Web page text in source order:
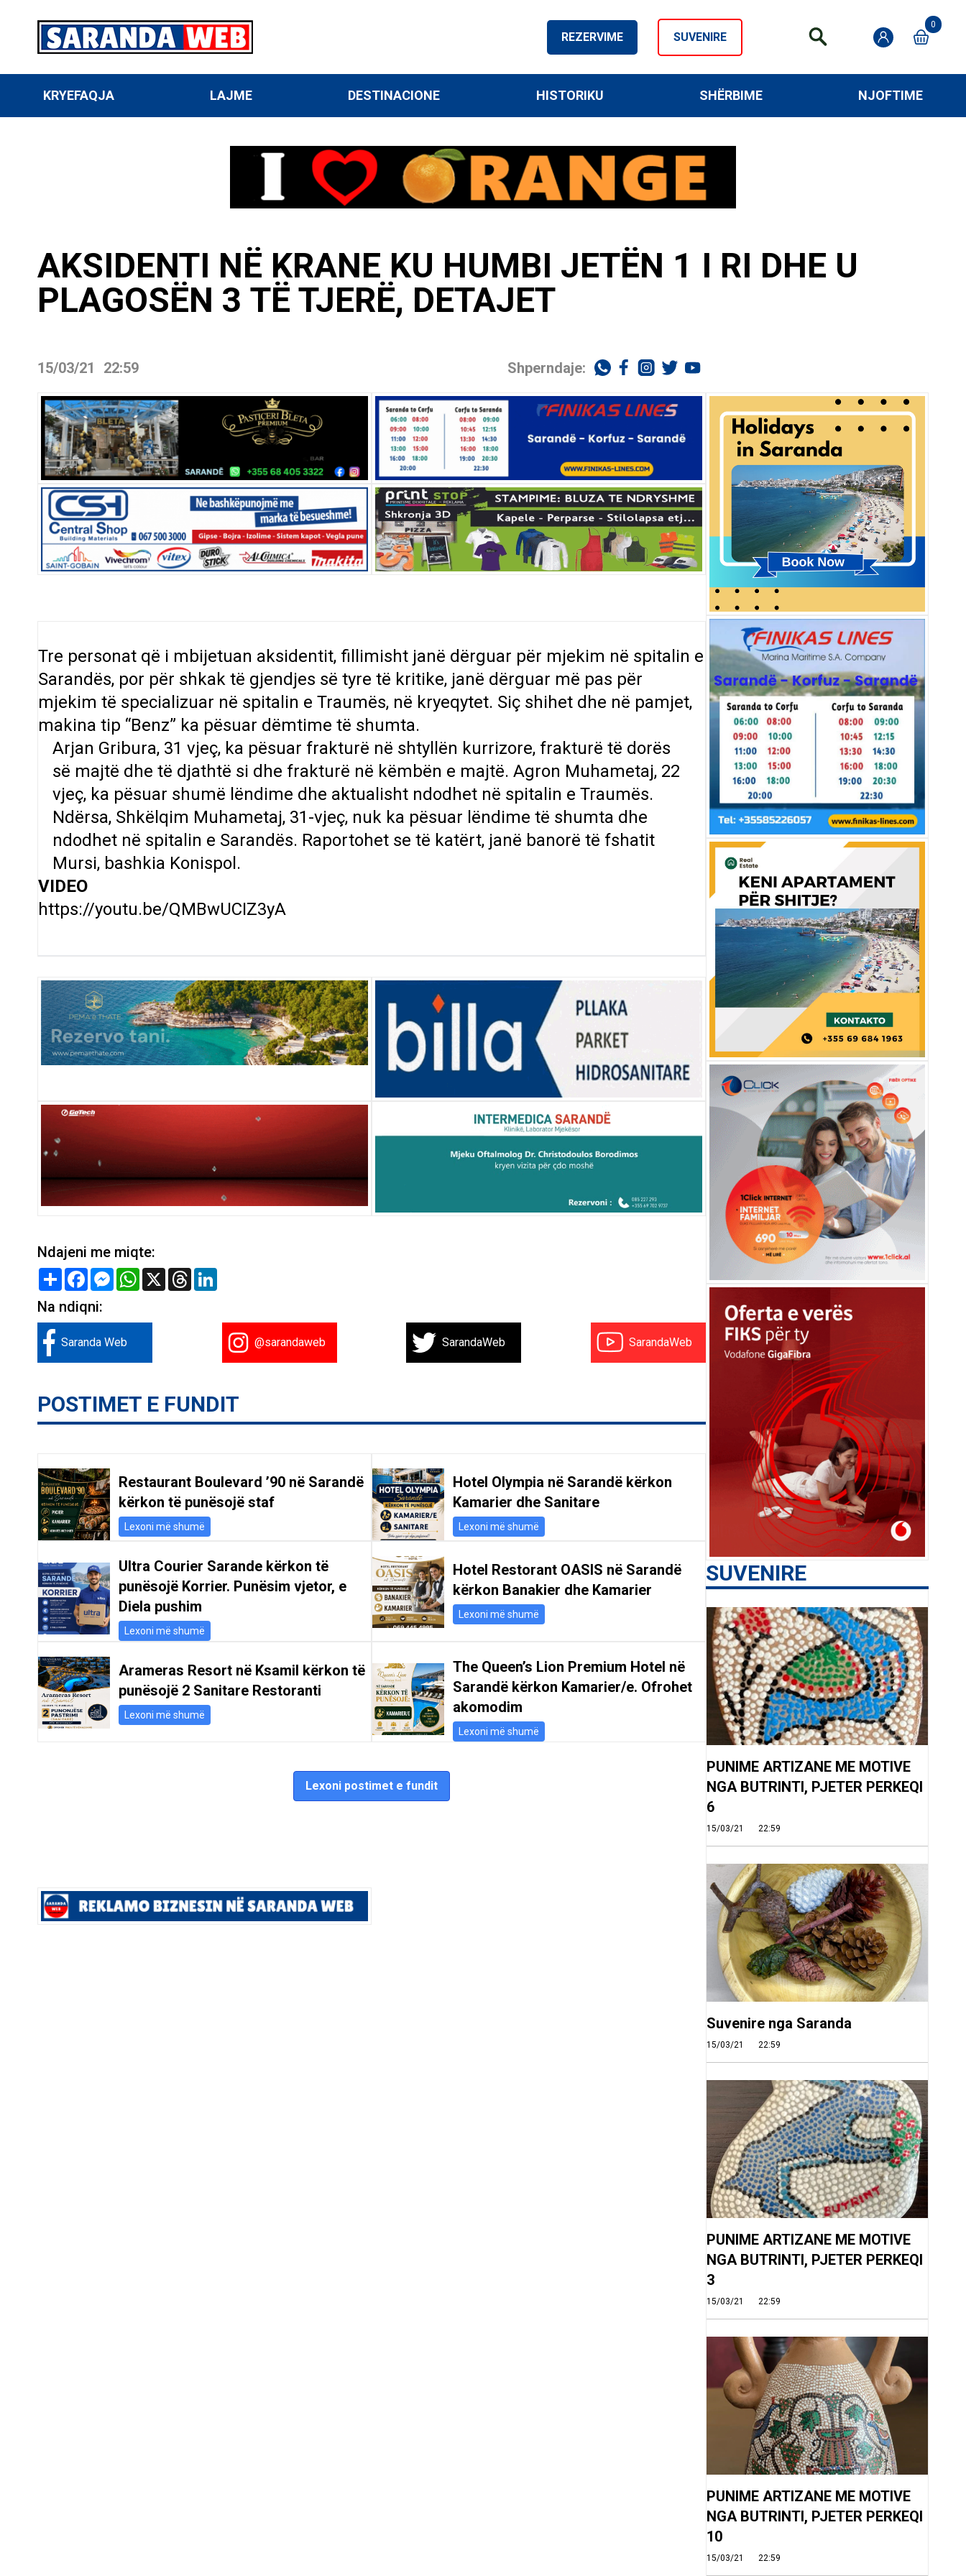
REZERVIME SUVENIRE
0
KRYEFAQJA LAJME DESTINACIONE HISTORIKU SHËRBIME NJOFTIME
AKSIDENTI NË KRANE KU HUMBI JETËN 1 I RI DHE U
PLAGOSËN 3 TË TJERË, DETAJET
15/03/21 22:59 Shperndaje:
Tre personat që i mbijetuan aksidentit, fillimisht janë dërguar për mjekim në spitalin e
Sarandës, por për shkak të gjendjes së tyre të kritike, janë dërguar më pas për
mjekim të specializuar në spitalin e Traumës, në kryeqytet. Siç shihet dhe në pamjet,
makina tip “Benz” ka pësuar dëmtime të shumta.
Arjan Gribura, 31 vjeç, ka pësuar frakturë në shtyllën kurrizore, frakturë të dorës
së majtë dhe të djathtë si dhe frakturë në këmbën e majtë. Agron Muhametaj, 22
vjeç, ka pësuar shumë lëndime dhe aktualisht ndodhet në spitalin e Traumës.
Ndërsa, Shkëlqim Muhametaj, 31-vjeç, nuk ka pësuar lëndime të shumta dhe
ndodhet në spitalin e Sarandës. Raportohet se të katërt, janë banorë të fshatit
Mursi, bashkia Konispol.
VIDEO
https://youtu.be/QMBwUCIZ3yA
Ndajeni me miqte:
Share FacebookMessenger
WhatsApp
X Threads
Na ndiqni:
Saranda Web @sarandaweb SarandaWeb SarandaWeb
POSTIMET E FUNDIT
Restaurant Boulevard ’90 në Sarandë
kërkon të punësojë staf
Lexoni më shumë
Hotel Olympia në Sarandë kërkon
Kamarier dhe Sanitare
Lexoni më shumë
Ultra Courier Sarande kërkon të
punësojë Korrier. Punësim vjetor, e
Diela pushim
Lexoni më shumë
Hotel Restorant OASIS në Sarandë
kërkon Banakier dhe Kamarier
Lexoni më shumë
Arameras Resort në Ksamil kërkon të
punësojë 2 Sanitare Restoranti
Lexoni më shumë
The Queen’s Lion Premium Hotel në
Sarandë kërkon Kamarier/e. Ofrohet
akomodim
Lexoni më shumë
Lexoni postimet e fundit
SUVENIRE
PUNIME ARTIZANE ME MOTIVE
NGA BUTRINTI, PJETER PERKEQI
6
15/03/21 22:59
Suvenire nga Saranda
15/03/21 22:59
PUNIME ARTIZANE ME MOTIVE
NGA BUTRINTI, PJETER PERKEQI
3
15/03/21 22:59
PUNIME ARTIZANE ME MOTIVE
NGA BUTRINTI, PJETER PERKEQI
10
15/03/21 22:59